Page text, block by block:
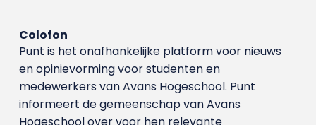
Colofon
Punt is het onafhankelijke platform voor nieuws
en opinievorming voor studenten en
medewerkers van Avans Hoge­school. Punt
informeert de gemeenschap van Avans
Hogeschool over voor hen relevante